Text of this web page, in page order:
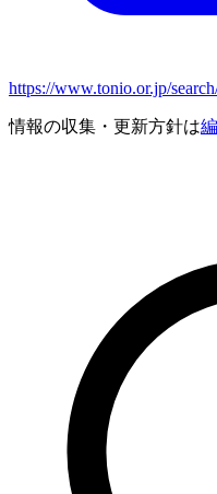
https://www.tonio.or.jp/
情報の収集・更新方針は